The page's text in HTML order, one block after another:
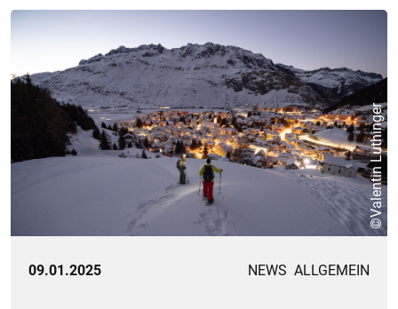
©Valentin Luthinger
09.01.2025 NEWS ALLGEMEIN